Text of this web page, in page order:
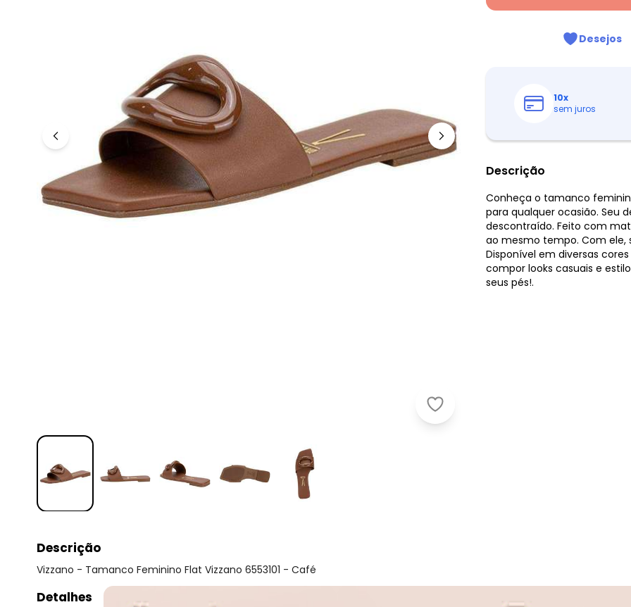
Vizzano - Tamanco Feminino Flat
Desejos
10x
sem juros
Descrição
Conheça o tamanco
para qualquer ocasião. Seu
descontraído. Feito com
ao mesmo tempo. Com ele,
Disponível em diversas
compor looks casuais e
seus pés!.
Descrição
Vizzano - Tamanco Feminino Flat Vizzano 6553101 - Café
Detalhes